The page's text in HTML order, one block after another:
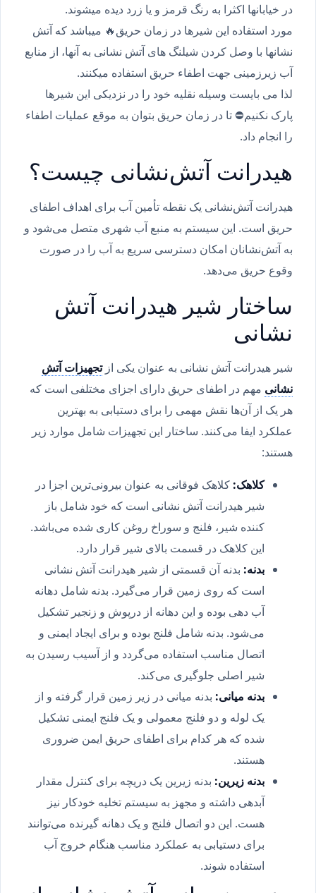
در خیابانها اکثرا به رنگ قرمز و یا زرد دیده میشوند.
مورد استفاده این شیرها در زمان حریق🔥 میباشد که آتش
نشانها با وصل کردن شیلنگ های آتش نشانی به آنها، از منابع
آب زیرزمینی جهت اطفاء حریق استفاده میکنند.
لذا می بایست وسیله نقلیه خود را در نزدیکی این شیرها
پارک نکنیم⛔️ تا در زمان حریق بتوان به موقع عملیات اطفاء
را انجام داد.
هیدرانت آتش‌نشانی چیست؟
هیدرانت آتش‌نشانی یک نقطه تأمین آب برای اهداف اطفای
حریق است. این سیستم به منبع آب شهری متصل می‌شود و
به آتش‌نشانان امکان دسترسی سریع به آب را در صورت
وقوع حریق می‌دهد.
ساختار شیر هیدرانت آتش
نشانی
شیر هیدرانت آتش نشانی به عنوان یکی از تجهیزات آتش
نشانیمهم در اطفای حریق دارای اجزای مختلفی است که
هر یک از آن‌ها نقش مهمی را برای دستیابی به بهترین
عملکرد ایفا می‌کنند. ساختار این تجهیزات شامل موارد زیر
هستند:
کلاهک: کلاهک فوقانی به عنوان بیرونی‌ترین اجزا در
شیر هیدرانت آتش نشانی است که خود شامل باز
کننده شیر، فلنج و سوراخ روغن کاری شده می‌باشد.
این کلاهک در قسمت بالای شیر قرار دارد.
بدنه: بدنه آن قسمتی از شیر هیدرانت آتش نشانی
است که روی زمین قرار می‌گیرد. بدنه شامل دهانه
آب دهی بوده و این دهانه از درپوش و زنجیر تشکیل
می‌شود. بدنه شامل فلنج بوده و برای ایجاد ایمنی و
اتصال مناسب استفاده می‌گردد و از آسیب رسیدن به
شیر اصلی جلوگیری می‌کند.
بدنه میانی: بدنه میانی در زیر زمین قرار گرفته و از
یک لوله و دو فلنج معمولی و یک فلنج ایمنی تشکیل
شده که هر کدام برای اطفای حریق ایمن ضروری
هستند.
بدنه زیرین: بدنه زیرین یک دریچه برای کنترل مقدار
آبدهی داشته و مجهز به سیستم تخلیه خودکار نیز
هست. این دو اتصال فلنج و یک دهانه گیرنده می‌توانند
برای دستیابی به عملکرد مناسب هنگام خروج آب
استفاده شوند.